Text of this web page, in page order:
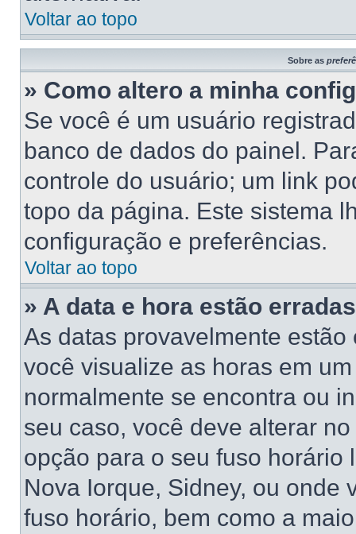
Voltar ao topo
Sobre as
» Como altero a minha
Se você é um usuário
banco de dados do painel.
controle do usuário; um link
topo da página. Este sistema
configuração e preferências.
Voltar ao topo
» A data e hora estão
As datas provavelmente
você visualize as horas em
normalmente se encontra ou
seu caso, você deve alterar
opção para o seu fuso horário
Nova Iorque, Sidney, ou onde
fuso horário, bem como a